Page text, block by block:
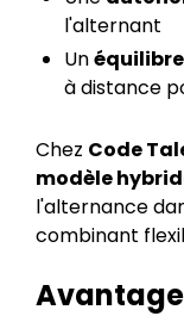
l'alternant
Unéquilibre
à distance
Chez Code
modèle
l'alternance
combinant